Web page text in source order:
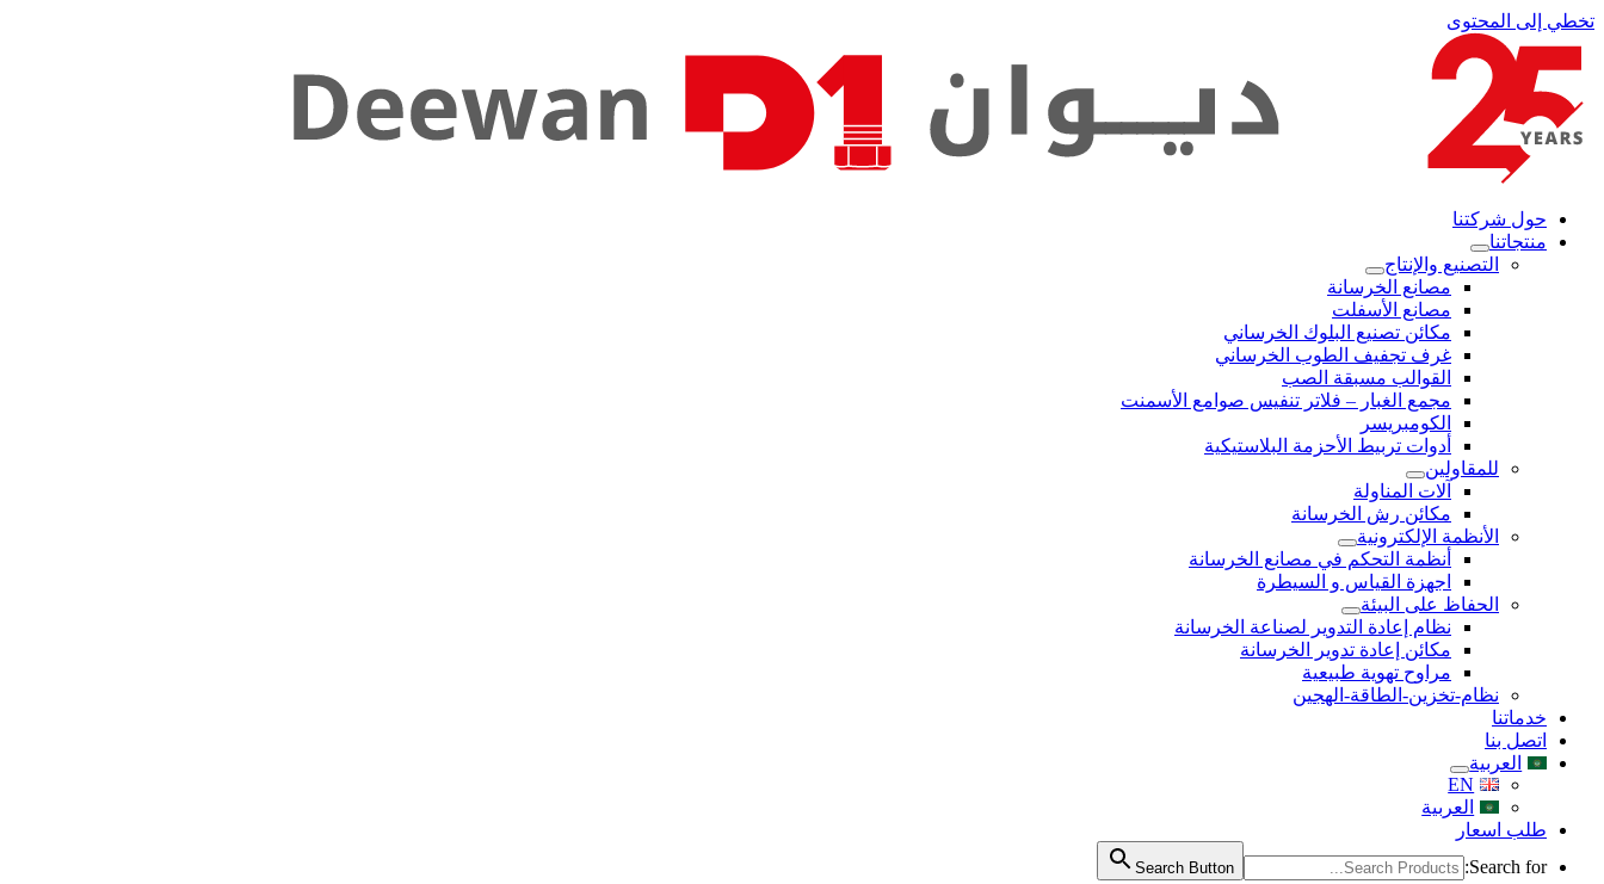
تخطي إلى المحتوى
حول شركتنا
منتجاتنا
التصنيع والإنتاج
مصانع الخرسانة
مصانع الأسفلت
مكائن تصنيع البلوك الخرساني
غرف تجفيف الطوب الخرساني
القوالب مسبقة الصب
مجمع الغبار – فلاتر تنفيس صوامع الأسمنت
الكومبريسر
أدوات تربيط الأحزمة البلاستيكية
للمقاولين
آلات المناولة
مكائن رش الخرسانة
الأنظمة الإلكترونية
أنظمة التحكم في مصانع الخرسانة
اجهزة القياس و السيطرة
الحفاظ على البيئة
نظام إعادة التدوير لصناعة الخرسانة
مكائن إعادة تدوير الخرسانة
مراوح تهوية طبيعية
نظام-تخزين-الطاقة-الهجين
خدماتنا
اتصل بنا
العربية
EN
العربية
طلب اسعار
Search for:
Search Button